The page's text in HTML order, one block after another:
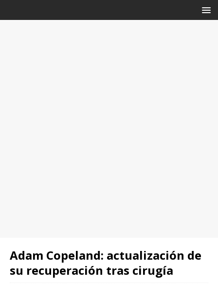
Adam Copeland: actualización de
su recuperación tras cirugía